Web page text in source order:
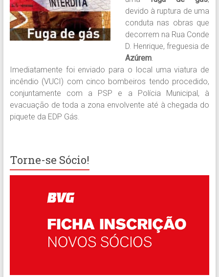
devido à ruptura de uma
conduta nas obras que
decorrem na Rua Conde
D. Henrique, freguesia de
Azúrem.
Imediatamente foi enviado para o local uma viatura de
incêndio (VUCI) com cinco bombeiros tendo procedido,
conjuntamente com a PSP e a Polícia Municipal, à
evacuação de toda a zona envolvente até à chegada do
piquete da EDP Gás.
Torne-se Sócio!